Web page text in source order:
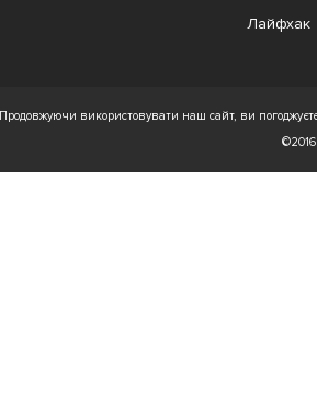
Лайфхак
Продовжуючи використовувати наш сайт, ви